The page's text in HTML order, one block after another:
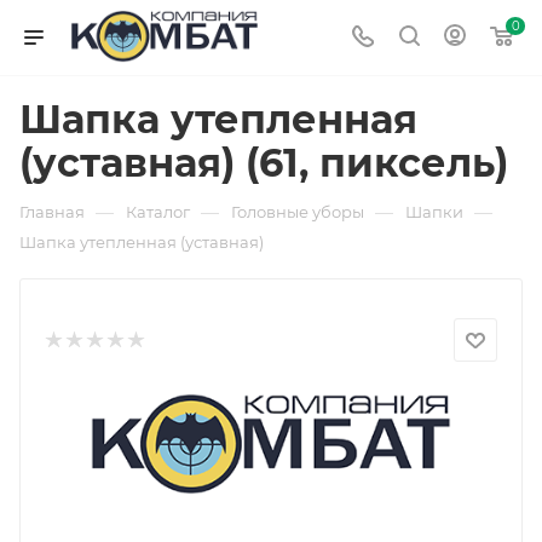
0
Шапка утепленная
(уставная) (61, пиксель)
Главная — Каталог — Головные уборы — Шапки —
Шапка утепленная (уставная)